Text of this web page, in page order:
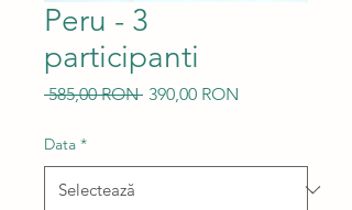
Peru - 3
participanti
585,00 RON Preț
390,00 RON
Data *